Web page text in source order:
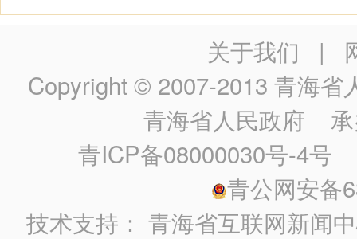
关于我们 |
Copyright © 2007-2013 青海省
青海省人民政府 承
青ICP备08000030号-4号
青公网安备
技术支持：青海省互联网新闻